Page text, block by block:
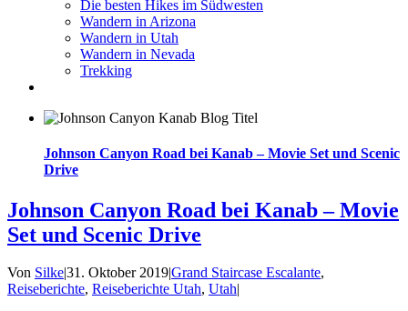
Die besten Hikes im Südwesten
Wandern in Arizona
Wandern in Utah
Wandern in Nevada
Trekking
Johnson Canyon Road bei Kanab – Movie Set und Scenic
Drive
Johnson Canyon Road bei Kanab – Movie
Set und Scenic Drive
Von Silke|31. Oktober 2019|Grand Staircase Escalante,
Reiseberichte, Reiseberichte Utah, Utah|